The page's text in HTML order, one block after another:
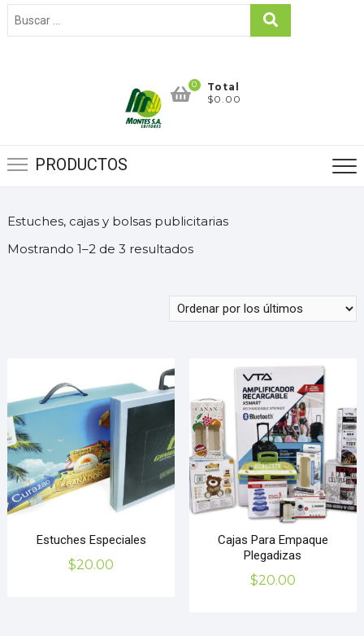
0
Total
$0.00
PRODUCTOS
Estuches, cajas y bolsas publicitarias
Mostrando 1–2 de 3 resultados
Estuches Especiales
$20.00
Cajas Para Empaque
Plegadizas
$20.00